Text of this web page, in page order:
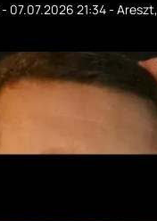
- 07.07.2026 21:34- Areszt,